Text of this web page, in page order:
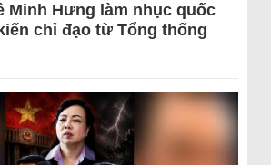
Minh Hưng làm nhục quốc
chỉ đạo từ Tổng thống